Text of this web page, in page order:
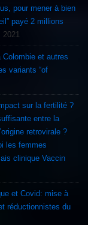
pour mener à bien
payé 2 millions
et autres
variants “of
sur la fertilité ?
entre la
retrovirale ?
les femmes
clinique Vaccin
et Covid: mise à
réductionnistes du